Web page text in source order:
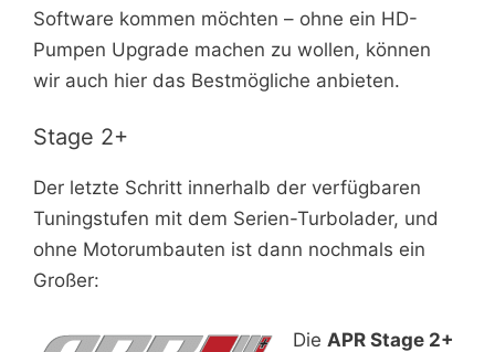
Software kommen möchten – ohne ein HD-
Pumpen Upgrade machen zu wollen, können
wir auch hier das Bestmögliche anbieten.
Stage 2+
Der letzte Schritt innerhalb der verfügbaren
Tuningstufen mit dem Serien-Turbolader, und
ohne Motorumbauten ist dann nochmals ein
Großer:
Die APR Stage 2+